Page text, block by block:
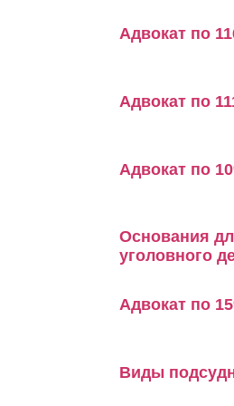
Адвокат по
Адвокат по
Адвокат по
Основания
уголовного
Адвокат по
Виды